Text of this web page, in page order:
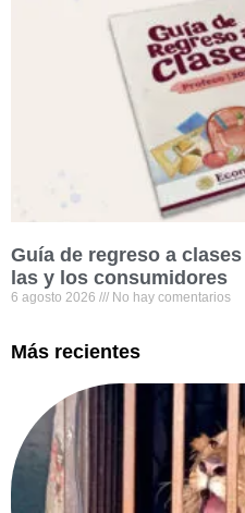
Guía de regreso a
las y los consumidores
6 agosto 2026 No hay comentarios
Más recientes